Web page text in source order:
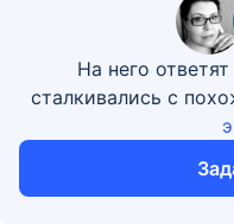
На него
сталкивались с